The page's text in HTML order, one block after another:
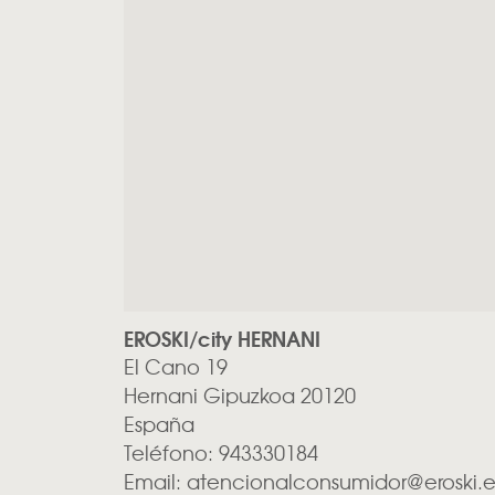
EROSKI/city HERNANI
El Cano 19
Hernani Gipuzkoa 20120
España
Teléfono: 943330184
Email: